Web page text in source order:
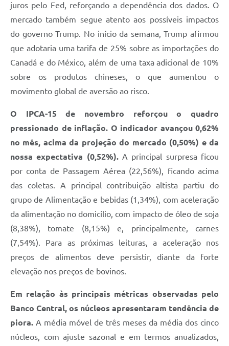
juros pelo Fed, reforçando a dependência dos dados. O
mercado também segue atento aos possíveis impactos
do governo Trump. No início da semana, Trump afirmou
que adotaria uma tarifa de 25% sobre as importações do
Canadá e do México, além de uma taxa adicional de 10%
sobre os produtos chineses, o que aumentou o
movimento global de aversão ao risco.
O IPCA-15 de novembro reforçou o quadro
pressionado de inflação. O indicador avançou 0,62%
no mês, acima da projeção do mercado (0,50%) e da
nossa expectativa (0,52%).A principal surpresa ficou
por conta de Passagem Aérea (22,56%), ficando acima
das coletas. A principal contribuição altista partiu do
grupo de Alimentação e bebidas (1,34%), com aceleração
da alimentação no domicílio, com impacto de óleo de soja
(8,38%), tomate (8,15%) e, principalmente, carnes
(7,54%). Para as próximas leituras, a aceleração nos
preços de alimentos deve persistir, diante da forte
elevação nos preços de bovinos.
Em relação às principais métricas observadas pelo
Banco Central, os núcleos apresentaram tendência de
piora. A média móvel de três meses da média dos cinco
núcleos, com ajuste sazonal e em termos anualizados,